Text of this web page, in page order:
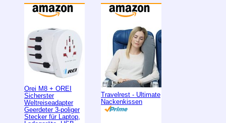
Orei M8 + OREI
Sicherster
Weltreiseadapter
Geerdeter 3-poliger
Stecker für Laptop,
Travelrest - Ultimate
Nackenkissen